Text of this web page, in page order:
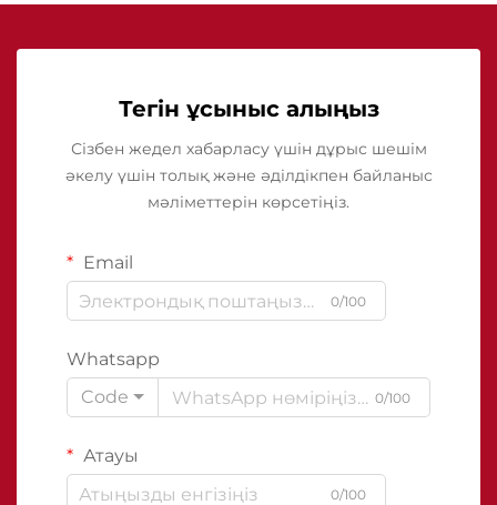
Тегін ұсыныс алыңыз
Сізбен жедел хабарласу үшін дұрыс шешім
әкелу үшін толық және әділдікпен байланыс
мәліметтерін көрсетіңіз.
Email
0/100
Whatsapp
Code
0/100
Атауы
0/100